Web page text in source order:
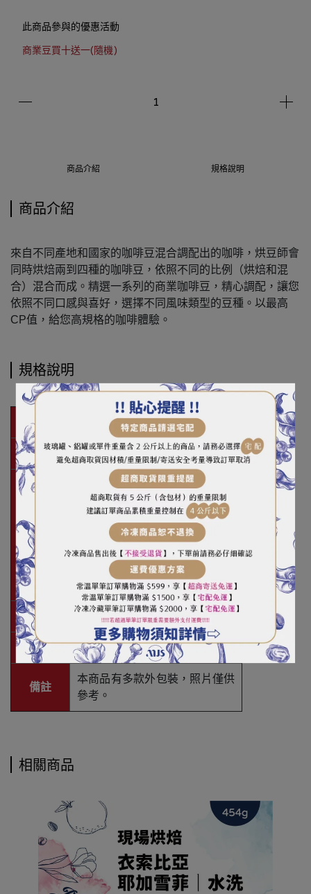
此商品參與的優惠活動
商業豆買十送一(隨機)
商品介紹 規格說明
商品介紹
來自不同產地和國家的咖啡豆混合調配出的咖啡，烘豆師會
同時烘焙兩到四種的咖啡豆，依照不同的比例（烘焙和混
合）混合而成。精選一系列的商業咖啡豆，精心調配，讓您
依照不同口感與喜好，選擇不同風味類型的豆種。以最高
CP值，給您高規格的咖啡體驗。
規格說明
烘焙度 中焙｜Loring全熱風
風味 奶油核果、香料濃厚的順口甘醇
儲存方法
咖啡豆均屬新鮮烘焙，因此建議
您在一個月的最佳賞味期間內飲
用完畢完，並盡量保存在陰
（暗）涼處；
保存容器以單向排氣咖啡袋、儲
豆罐或其它具單向排氣功能之容
器為宜。
有效期限 未開封12個月
烘豆商 朱利安烘焙廠
備註
本商品有多款外包裝，照片僅供
參考。
相關商品